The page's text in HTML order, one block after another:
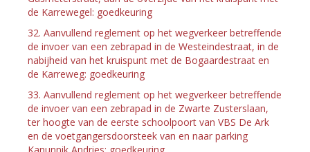
de Karrewegel: goedkeuring
32. Aanvullend reglement op het wegverkeer betreffende
de invoer van een zebrapad in de Westeindestraat, in de
nabijheid van het kruispunt met de Bogaardestraat en
de Karreweg: goedkeuring
33. Aanvullend reglement op het wegverkeer betreffende
de invoer van een zebrapad in de Zwarte Zusterslaan,
ter hoogte van de eerste schoolpoort van VBS De Ark
en de voetgangersdoorsteek van en naar parking